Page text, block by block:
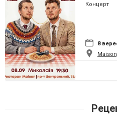
Концерт
8